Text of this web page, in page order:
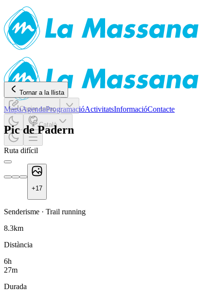
MapaAgendaProgramacióActivitatsInformacióContacte
Català
Tornar a la llista
Copiar enllaç
Pic de Padern
Ruta difícil
+17
Senderisme · Trail running
8.3km
Distància
6h
27m
Durada